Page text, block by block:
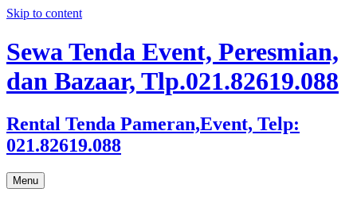
Skip to content
Sewa Tenda Event, Peresmian,
dan Bazaar, Tlp.021.82619.088
Rental Tenda Pameran,Event, Telp:
021.82619.088
Menu